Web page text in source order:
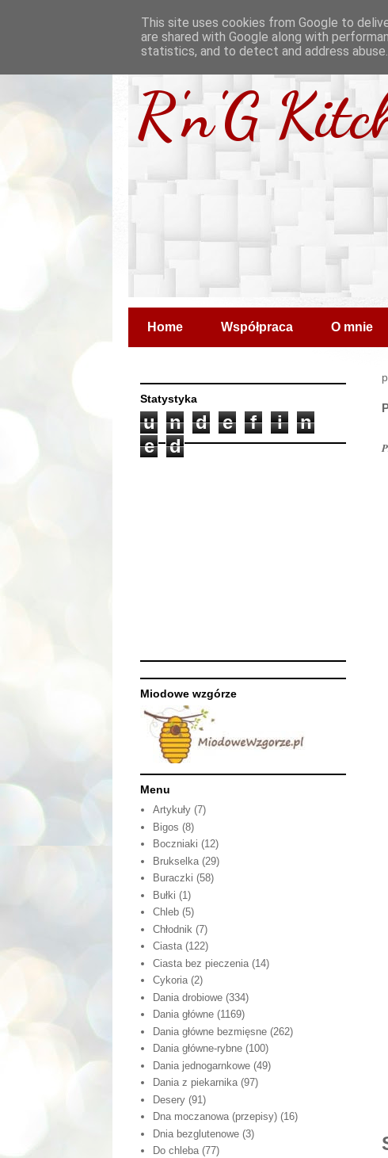
R'n'G
Home Współpraca O mnie
Statystyka
u n d e f i
n
e
d
Miodowe wzgórze
Menu
Artykuły (7)
Bigos (8)
Boczniaki (12)
Brukselka (29)
Buraczki (58)
Bułki (1)
Chleb (5)
Chłodnik (7)
Ciasta (122)
Ciasta bez pieczenia (14)
Cykoria (2)
Dania drobiowe (334)
Dania główne (1169)
Dania główne bezmięsne (262)
Dania główne-rybne (100)
Dania jednogarnkowe (49)
Dania z piekarnika (97)
Desery (91)
Dna moczanowa (przepisy) (16)
Dnia bezglutenowe (3)
Do chleba (77)
This site uses cookies from Google to
are shared with Google along with
statistics, and to detect and address abuse.